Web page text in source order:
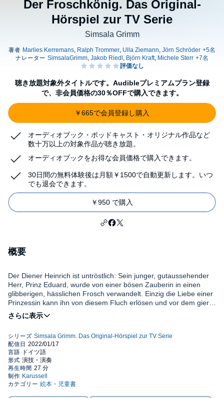
Der Froschkönig. Das Original-
Hörspiel zur TV Serie
Simsala Grimm
聴き放題対象外タイトルです。Audibleプレミアムプラン登録
で、非会員価格の30％OFFで購入できます。
￥665で会員登録し購入
オーディオブック・ポッドキャスト・オリジナル作品など
数十万以上の対象作品が聴き放題。
オーディオブックをお得な会員価格で購入できます。
30日間の無料体験後は月額￥1500で自動更新します。いつ
でも退会できます。
￥950 で購入
概要
Der Diener Heinrich ist untröstlich: Sein junger, gutaussehender
Herr, Prinz Eduard, wurde von einer bösen Zauberin in einen
glibberigen, hässlichen Frosch verwandelt. Einzig die Liebe einer
Prinzessin kann ihn von diesem Fluch erlösen und vor dem gierig
klappernden Schnabel der Zauberin bewahren, die sich
schadenfroh in einen Storch verwandelt hat und nun dem Prinzen
Überzeugungskraft aufbringen, denn mit seiner Schönheit ist
auch des Prinzen Selbstbewusstsein dahin. Er selbst glaubt nicht
daran, dass sich je ein Mädchen in ihn verlieben könnte.
Kraft, Michele Sterr, Mara Winzer, Bert Franzke, Ulf Jürgen
Söhmisch, Hubertus Von Lerchenfeld, Pat Zwingmann, Julia
Haacke, Michele Tichawsky, Jörg Stuttmann, Maria Böhme,
SimsalaGrimm.
Die vollständige Liste aller Autoren beinhaltet Marlies Kerremans,
Ralph Trommer, Ulla Ziemann, Jörn Schröder, Horst P. Lommer,